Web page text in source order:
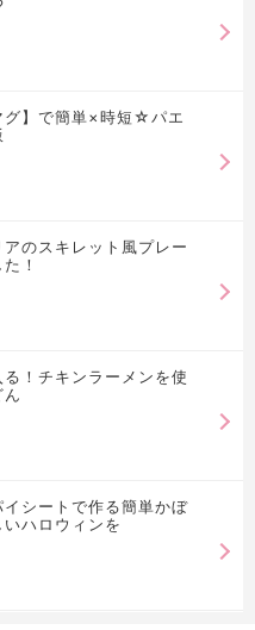
グ】で簡単×時短☆パエ
アのスキレット風プレー
！
！チキンラーメンを使
シートで作る簡単かぼ
ハロウィンを